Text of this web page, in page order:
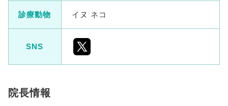
診療動物 イヌ ネコ
SNS
院長情報